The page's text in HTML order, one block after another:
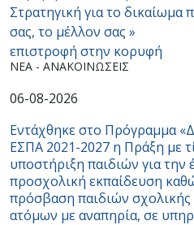
Στρατηγική για το δικαίωμα
σας, το μέλλον σας »
επιστροφή στην κορυφή
ΝΈΑ - ΑΝΑΚΟΙΝΏΣΕΙΣ
06-08-2026
Εντάχθηκε στο Πρόγραμμα
ΕΣΠΑ 2021-2027 η Πράξη με
υποστήριξη παιδιών για την
προσχολική εκπαίδευση
πρόσβαση παιδιών σχολικής
ατόμων με αναπηρία, σε υπηρ